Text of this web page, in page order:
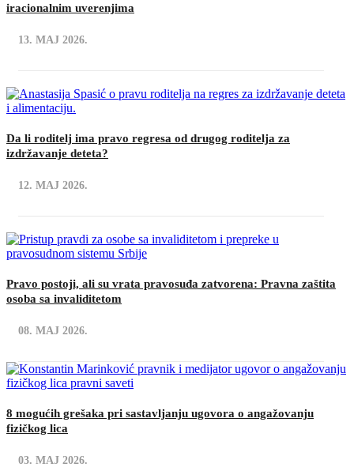
iracionalnim uverenjima
13. MAJ 2026.
Da li roditelj ima pravo regresa od drugog roditelja za
izdržavanje deteta?
12. MAJ 2026.
Pravo postoji, ali su vrata pravosuđa zatvorena: Pravna zaštita
osoba sa invaliditetom
08. MAJ 2026.
8 mogućih grešaka pri sastavljanju ugovora o angažovanju
fizičkog lica
03. MAJ 2026.